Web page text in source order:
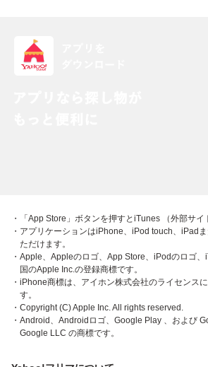
・「App Store」ボタンを押すとiTunes （外部サイ
・アプリケーションはiPhone、iPod touch、iPad
ただけます。
・Apple、Appleのロゴ、App Store、iPodのロゴ
国のApple Inc.の登録商標です。
・iPhone商標は、アイホン株式会社のライセンス
す。
・Copyright (C) Apple Inc. All rights reserved.
・Android、Androidロゴ、Google Play 、および
Google LLC の商標です。